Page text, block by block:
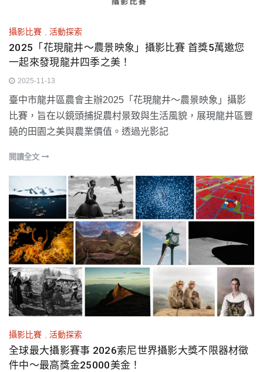
攝影比賽 活動探索
2025「花現龍井～農景映象」攝影比賽 首獎5萬邀您
一起來發現龍井四季之美！
2025-11-13
臺中市龍井區農會主辦2025「花現龍井～農景映象」攝影
比賽，旨在以鏡頭捕捉農村景致與生活風貌，展現龍井區豐
饒的田園之美與農業價值。透過光影記
閱讀全文
攝影比賽 , 活動探索
全球最大攝影賽事 2026索尼世界攝影大獎不限器材徵
件中～最高獎金25000美金！